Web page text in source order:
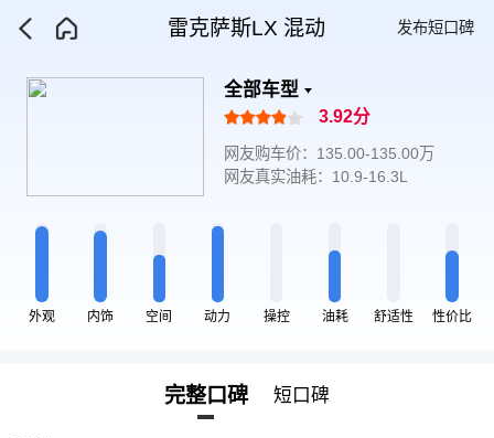
雷克萨斯LX 混动 发布短口碑
全部车型
3.92分
网友购车价：135.00-135.00万
网友真实油耗：10.9-16.3L
外观 内饰 空间 动力 操控 油耗 舒适性 性价比
完整口碑 短口碑